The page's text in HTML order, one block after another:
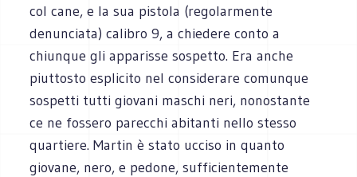
col cane, e la sua pistola (regolarmente
denunciata) calibro 9, a chiedere conto a
chiunque gli apparisse sospetto. Era anche
piuttosto esplicito nel considerare comunque
sospetti tutti giovani maschi neri, nonostante
ce ne fossero parecchi abitanti nello stesso
quartiere. Martin è stato ucciso in quanto
giovane, nero, e pedone, sufficientemente